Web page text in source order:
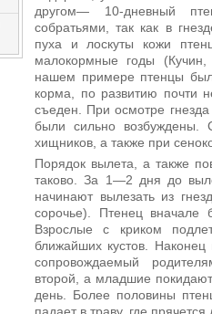
другом— 10-дневный
собратьями, так как в
пуха и лоскуты кожи
малокормные годы
нашем примере птенцы
корма, по развитию почти
съеден. При осмотре
были сильно возбуждены.
хищников, а также при
Порядок вылета, а также
таково. За 1—2 дня до
начинают вылезать из
сорочье). Птенец вначале
Взрослые с криком
ближайших кустов.
сопровождаемый
второй, а младшие
день. Более половины
падает в траву, где